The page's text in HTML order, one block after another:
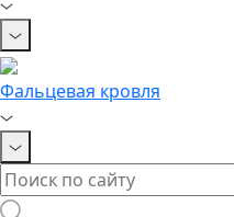
Фальцевая кровля